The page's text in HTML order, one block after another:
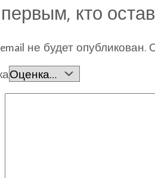
кто
не будет опубликован.